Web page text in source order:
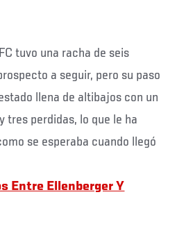
tuvo una racha de seis
a seguir, pero su paso
llena de altibajos con un
tres perdidas, lo que le ha
se esperaba cuando llegó
Entre Ellenberger Y